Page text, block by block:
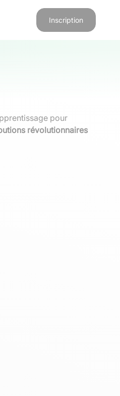
Inscription
pour
révolutionnaires